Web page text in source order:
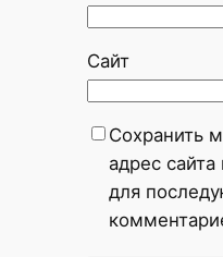
Сайт
Сохранить
адрес
для